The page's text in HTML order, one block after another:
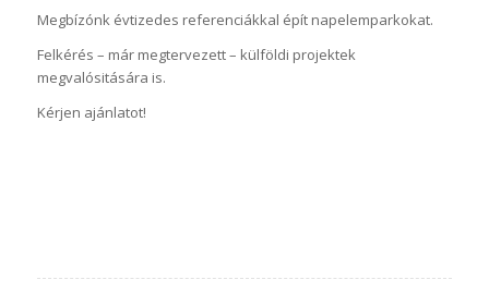
Megbízónk évtizedes referenciákkal épít napelemparkokat.
Felkérés – már megtervezett – külföldi projektek
megvalósitására is.
Kérjen ajánlatot!